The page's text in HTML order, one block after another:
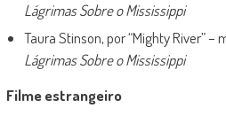
Lágrimas Sobre o Mississippi
Taura Stinson, por “Mighty River” –
Lágrimas Sobre o Mississippi
Filme estrangeiro